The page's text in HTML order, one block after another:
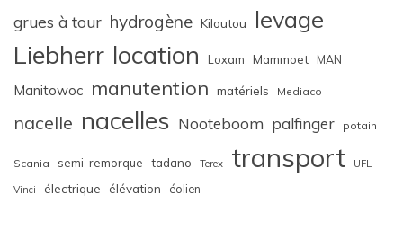
grues à tour hydrogène Kiloutou levage
Liebherr location Loxam Mammoet MAN
Manitowoc manutention matériels Mediaco
nacelle nacelles Nooteboom palfinger potain
Scania semi-remorque tadano Terex transport UFL
Vinci électrique élévation éolien